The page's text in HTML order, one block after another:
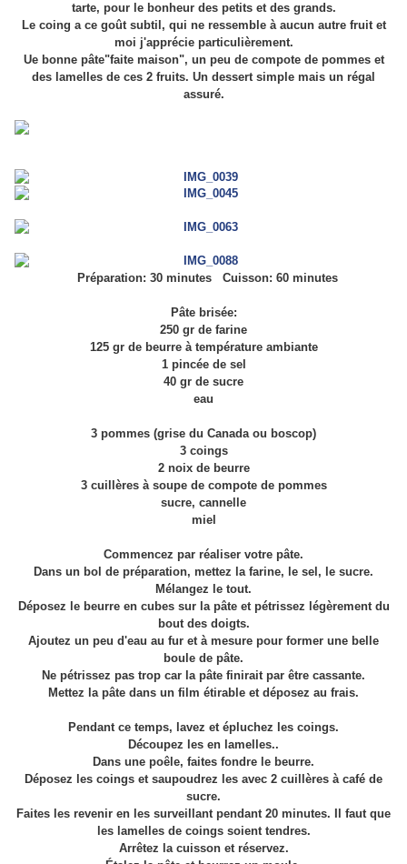
tarte, pour le bonheur des petits et des grands.
Le coing a ce goût subtil, qui ne ressemble à aucun autre fruit et
moi j'apprécie particulièrement.
Ue bonne pâte"faite maison", un peu de compote de pommes et
des lamelles de ces 2 fruits. Un dessert simple mais un régal
assuré.
Préparation: 30 minutes Cuisson: 60 minutes
Pâte brisée:
250 gr de farine
125 gr de beurre à température ambiante
1 pincée de sel
40 gr de sucre
eau
3 pommes (grise du Canada ou boscop)
3 coings
2 noix de beurre
3 cuillères à soupe de compote de pommes
sucre, cannelle
miel
Commencez par réaliser votre pâte.
Dans un bol de préparation, mettez la farine, le sel, le sucre.
Mélangez le tout.
Déposez le beurre en cubes sur la pâte et pétrissez légèrement du
bout des doigts.
Ajoutez un peu d'eau au fur et à mesure pour former une belle
boule de pâte.
Ne pétrissez pas trop car la pâte finirait par être cassante.
Mettez la pâte dans un film étirable et déposez au frais.
Pendant ce temps, lavez et épluchez les coings.
Découpez les en lamelles..
Dans une poêle, faites fondre le beurre.
Déposez les coings et saupoudrez les avec 2 cuillères à café de
sucre.
Faites les revenir en les surveillant pendant 20 minutes. Il faut que
les lamelles de coings soient tendres.
Arrêtez la cuisson et réservez.